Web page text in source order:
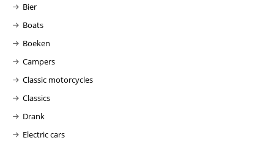
Bier
Boats
Boeken
Campers
Classic motorcycles
Classics
Drank
Electric cars